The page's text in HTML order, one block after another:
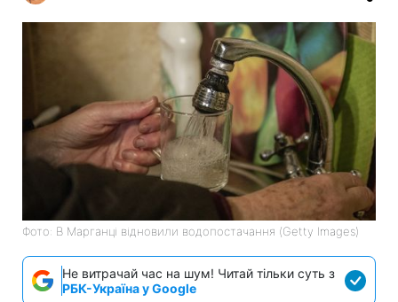
Фото: В Марганці відновили водопостачання (Getty Images)
Не витрачай час на шум! Читай тільки суть з
РБК-Україна у Google